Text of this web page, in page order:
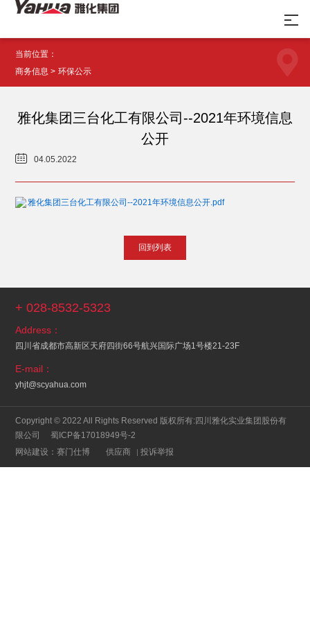
当前位置：
商务信息 > 环保公示
雅化集团三台化工有限公司--2021年环境信息
公开
 04.05.2022
雅化集团三台化工有限公司--2021年环境信息公开.pdf
回到列表
+ 028-8532-5323
Address：
四川省成都市高新区天府四街66号航兴国际广场1号楼21-23F
E-mail：
yhjt@scyahua.com
Copyright © 2022 All Rights Reserved 版权所有:四川雅化实业集团股份有
限公司蜀ICP备17018949号-2
网站建设：赛门仕博
供应商 投诉举报